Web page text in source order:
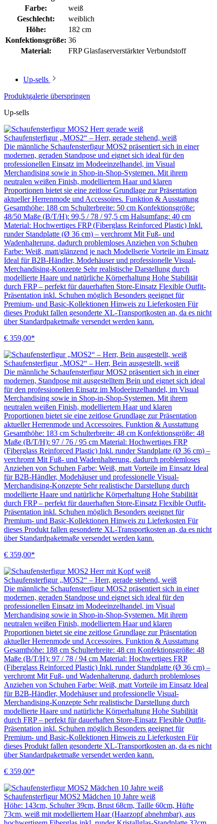
Farbe:
weiß
Geschlecht:
weiblich
Höhe:
182 cm
Konfektionsgröße: 36
Material:
FRP Glasfaserverstärkter Verbundstoff
Up-sells
Produktgalerie überspringen
Up-sells
Schaufensterfigur „MOS2“ – Herr, gerade stehend, weiß
Die männliche Schaufensterfigur MOS2 präsentiert sich in einer
modernen, geraden Standpose und eignet sich ideal für den
professionellen Einsatz im Modeeinzelhandel, im Visual
Merchandising sowie in Shop-in-Shop-Systemen. Mit ihrem
neutralen weißen Finish, modelliertem Haar und klaren
Proportionen bietet sie eine zeitlose Grundlage zur Präsentation
aktueller Herrenmode und Accessoires. Funktion & Ausstattung
Gesamthöhe: 188 cm Schulterbreite: 50 cm Konfektionsgröße:
48/50 Maße (B/T/H): 99,5 / 78 / 97,5 cm Halsumfang: 40 cm
Material: Hochwertiges FRP (Fiberglass Reinforced Plastic) Inkl.
runder Standplatte (Ø 36 cm) – verchromt Mit Fuß- und
Wadenhalterung, dadurch problemloses Anziehen von Schuhen
Farbe: Weiß, matt/glänzend je nach Modellserie Vorteile im Einsatz
Ideal für B2B-Händler, Modehäuser und professionelle Visual-
Merchandising-Konzepte Sehr realistische Darstellung durch
modellierte Haare und natürliche Körperhaltung Hohe Stabilität
durch FRP – perfekt für dauerhaften Store-Einsatz Flexible Outfit-
Präsentation inkl. Schuhen möglich Besonders geeignet für
Premium- und Basic-Kollektionen Hinweis zu Lieferkosten Für
dieses Produkt fallen gesonderte XL-Transportkosten an, da es nicht
über Standardpaketmaße versendet werden kann.
€ 359,00*
Schaufensterfigur „MOS2“ – Herr, Bein ausgestellt, weiß
Die männliche Schaufensterfigur MOS2 präsentiert sich in einer
modernen, Standpose mit ausgestelltem Bein und eignet sich ideal
für den professionellen Einsatz im Modeeinzelhandel, im Visual
Merchandising sowie in Shop-in-Shop-Systemen. Mit ihrem
neutralen weißen Finish, modelliertem Haar und klaren
Proportionen bietet sie eine zeitlose Grundlage zur Präsentation
aktueller Herrenmode und Accessoires. Funktion & Ausstattung
Gesamthöhe: 183 cm Schulterbreite: 48 cm Konfektionsgröße: 48
Maße (B/T/H): 97 / 76 / 95 cm Material: Hochwertiges FRP
(Fiberglass Reinforced Plastic) Inkl. runder Standplatte (Ø 36 cm) –
verchromt Mit Fuß- und Wadenhalterung, dadurch problemloses
Anziehen von Schuhen Farbe: Weiß, matt Vorteile im Einsatz Ideal
für B2B-Händler, Modehäuser und professionelle Visual-
Merchandising-Konzepte Sehr realistische Darstellung durch
modellierte Haare und natürliche Körperhaltung Hohe Stabilität
durch FRP – perfekt für dauerhaften Store-Einsatz Flexible Outfit-
Präsentation inkl. Schuhen möglich Besonders geeignet für
Premium- und Basic-Kollektionen Hinweis zu Lieferkosten Für
dieses Produkt fallen gesonderte XL-Transportkosten an, da es nicht
über Standardpaketmaße versendet werden kann.
€ 359,00*
Schaufensterfigur „MOS2“ – Herr, gerade stehend, weiß
Die männliche Schaufensterfigur MOS2 präsentiert sich in einer
modernen, geraden Standpose und eignet sich ideal für den
professionellen Einsatz im Modeeinzelhandel, im Visual
Merchandising sowie in Shop-in-Shop-Systemen. Mit ihrem
neutralen weißen Finish, modelliertem Haar und klaren
Proportionen bietet sie eine zeitlose Grundlage zur Präsentation
aktueller Herrenmode und Accessoires. Funktion & Ausstattung
Gesamthöhe: 188 cm Schulterbreite: 48 cm Konfektionsgröße: 48
Maße (B/T/H): 97 / 78 / 94 cm Material: Hochwertiges FRP
(Fiberglass Reinforced Plastic) Inkl. runder Standplatte (Ø 36 cm) –
verchromt Mit Fuß- und Wadenhalterung, dadurch problemloses
Anziehen von Schuhen Farbe: Weiß, matt Vorteile im Einsatz Ideal
für B2B-Händler, Modehäuser und professionelle Visual-
Merchandising-Konzepte Sehr realistische Darstellung durch
modellierte Haare und natürliche Körperhaltung Hohe Stabilität
durch FRP – perfekt für dauerhaften Store-Einsatz Flexible Outfit-
Präsentation inkl. Schuhen möglich Besonders geeignet für
Premium- und Basic-Kollektionen Hinweis zu Lieferkosten Für
dieses Produkt fallen gesonderte XL-Transportkosten an, da es nicht
über Standardpaketmaße versendet werden kann.
€ 359,00*
Schaufensterfigur MOS2 Mädchen 10 Jahre weiß
Höhe: 143cm, Schulter 39cm, Brust 68cm, Taille 60cm, Hüfte
73cm, weiß mit modelliertem Haar (Haarzopf abnehmbar), aus